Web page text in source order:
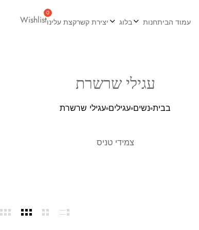
עמוד הביתחנות בלוג יצירת קשרקצת עלינוWishlist
עגילי שרשרת
בבית נשים עגילים עגילי שרשרת
צמידי טניס